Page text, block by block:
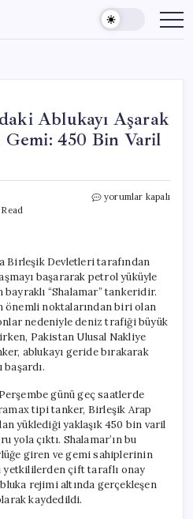
Ablukayı Aşarak
Gemi: 450 Bin Varil
Hürmüz
Taşıyan
İlk
Gemi:
450
Bin
Varil
Yolda
için
yorumlar kapalı
Birleşik Devletleri tarafından
başararak petrol yüküyle
“Shalamar” tankeridir.
noktalarından biri olan
nedeniyle deniz trafiği büyük
Pakistan Ulusal Nakliye
ablukayı geride bırakarak
başardı.
günü geç saatlerde
tipi tanker, Birleşik Arap
yüklediği yaklaşık 450 bin varil
yola çıktı. Shalamar’ın bu
giren ve gemi sahiplerinin
yetkililerden çift taraflı onay
rejimi altında gerçekleşen
kaydedildi.